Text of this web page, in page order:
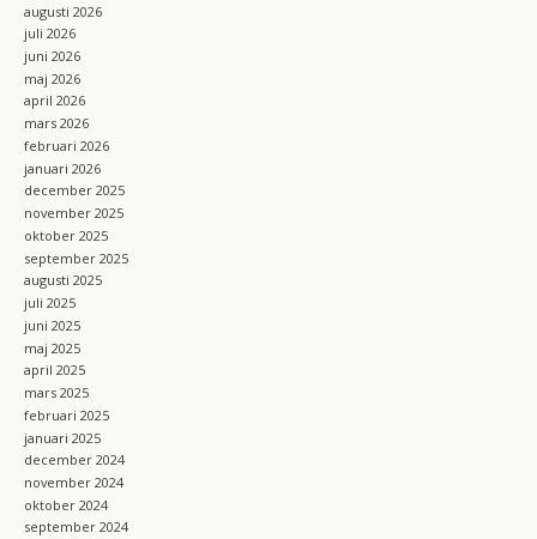
m
augusti 2026
juli 2026
juni 2026
maj 2026
april 2026
mars 2026
februari 2026
januari 2026
december 2025
november 2025
oktober 2025
september 2025
augusti 2025
juli 2025
juni 2025
maj 2025
april 2025
mars 2025
februari 2025
januari 2025
december 2024
november 2024
oktober 2024
september 2024